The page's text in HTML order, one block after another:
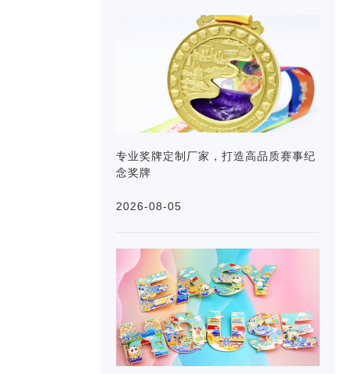
专业奖牌定制厂家，打造高品质赛事纪
念奖牌
2026-08-05